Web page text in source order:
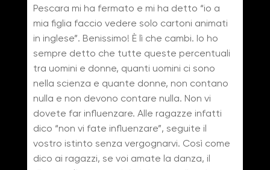
Pescara mi ha fermato e mi ha detto “io a
mia figlia faccio vedere solo cartoni animati
in inglese”. Benissimo! È lì che cambi. Io ho
sempre detto che tutte queste percentuali
tra uomini e donne, quanti uomini ci sono
nella scienza e quante donne, non contano
nulla e non devono contare nulla. Non vi
dovete far influenzare. Alle ragazze infatti
dico “non vi fate influenzare”, seguite il
vostro istinto senza vergognarvi. Così come
dico ai ragazzi, se voi amate la danza, il